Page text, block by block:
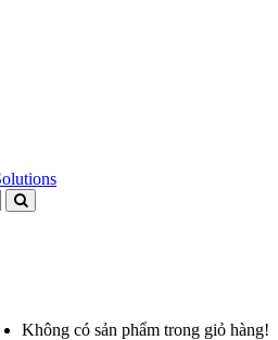
Không có sản phẩm trong giỏ hàng!